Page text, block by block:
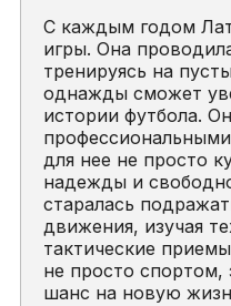
С каждым годом
игры. Она
тренируясь на
однажды сможет
истории футбола.
для нее не просто
надежды и
старалась
движения, изучая
тактические
не просто спортом,
шанс на новую